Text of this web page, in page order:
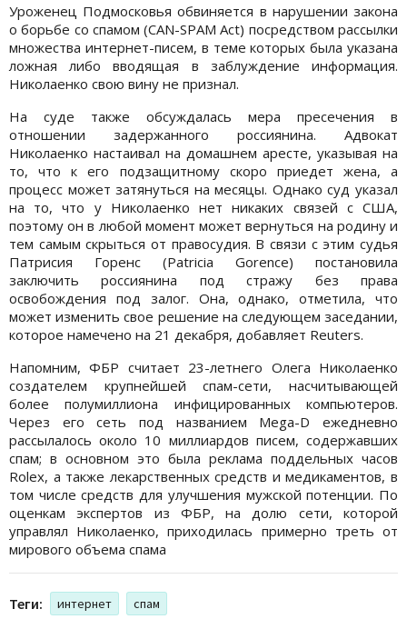
Уроженец Подмосковья обвиняется в нарушении закона
о борьбе со спамом (CAN-SPAM Act) посредством рассылки
множества интернет-писем, в теме которых была указана
ложная либо вводящая в заблуждение информация.
Николаенко свою вину не признал.
На суде также обсуждалась мера пресечения в
отношении задержанного россиянина. Адвокат
Николаенко настаивал на домашнем аресте, указывая на
то, что к его подзащитному скоро приедет жена, а
процесс может затянуться на месяцы. Однако суд указал
на то, что у Николаенко нет никаких связей с США,
поэтому он в любой момент может вернуться на родину и
тем самым скрыться от правосудия. В связи с этим судья
Патрисия Горенс (Patricia Gorence) постановила
заключить россиянина под стражу без права
освобождения под залог. Она, однако, отметила, что
может изменить свое решение на следующем заседании,
которое намечено на 21 декабря, добавляет Reuters.
Напомним, ФБР считает 23-летнего Олега Николаенко
создателем крупнейшей спам-сети, насчитывающей
более полумиллиона инфицированных компьютеров.
Через его сеть под названием Mega-D ежедневно
рассылалось около 10 миллиардов писем, содержавших
спам; в основном это была реклама поддельных часов
Rolex, а также лекарственных средств и медикаментов, в
том числе средств для улучшения мужской потенции. По
оценкам экспертов из ФБР, на долю сети, которой
управлял Николаенко, приходилась примерно треть от
мирового объема спама
Теги: интернет спам